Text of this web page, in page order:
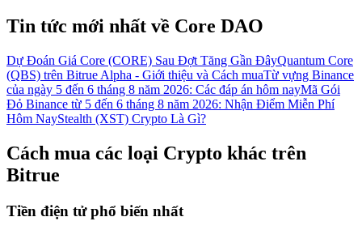
Tin tức mới nhất về Core DAO
Dự Đoán Giá Core (CORE) Sau Đợt Tăng Gần ĐâyQuantum Core
(QBS) trên Bitrue Alpha - Giới thiệu và Cách muaTừ vựng Binance
của ngày 5 đến 6 tháng 8 năm 2026: Các đáp án hôm nayMã Gói
Đỏ Binance từ 5 đến 6 tháng 8 năm 2026: Nhận Điểm Miễn Phí
Hôm NayStealth (XST) Crypto Là Gì?
Cách mua các loại Crypto khác trên
Bitrue
Tiền điện tử phổ biến nhất